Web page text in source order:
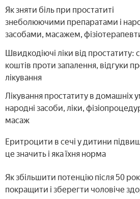
Як зняти біль при простатиті
знеболюючими препаратами і
засобами, масажем,
Швидкодіючі ліки від простатиту:
коштів проти запалення, відгуки
лікування
Лікування простатиту в домашніх
народні засоби, ліки,
масаж
Еритроцити в сечі у дитини
це значить і яка їхня норма
Як збільшити потенцію після 50
покращити і зберегти чоловіче